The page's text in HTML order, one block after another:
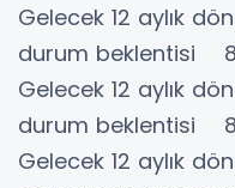
Gelecek 12 aylık
durum
Gelecek 12 aylık
durum
Gelecek 12 aylık